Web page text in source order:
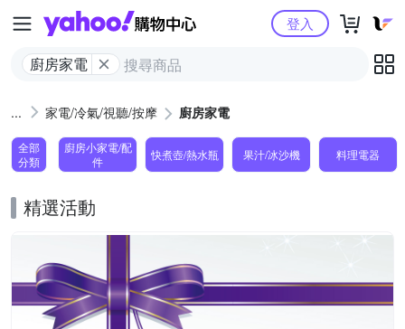
Yahoo購物中心
廚房家電
登入
家電/冷氣/視聽/按摩 廚房家電
全部
分類
廚房小家電/配
件
快煮壺/熱水瓶 果汁/冰沙機 料理電器
精選活動